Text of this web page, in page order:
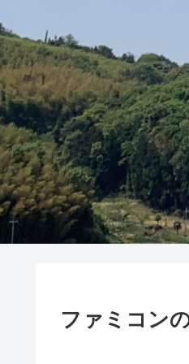
ファミコン